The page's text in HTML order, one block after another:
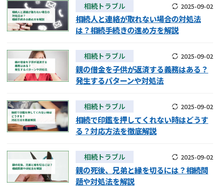
相続トラブル 2025-09-02
相続人と連絡が取れない場合の対処法
は？相続手続きの進め方を解説
相続トラブル 2025-09-02
親の借金を子供が返済する義務はある？
発生するパターンや対処法
相続トラブル 2025-09-02
相続で印鑑を押してくれない時はどうす
る？対応方法を徹底解説
相続トラブル 2025-09-02
親の死後、兄弟と縁を切るには？相続問
題や対処法を解説